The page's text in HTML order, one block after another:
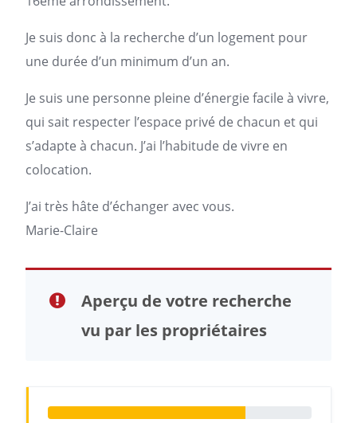
Je suis donc à la recherche d’un logement pour
une durée d’un minimum d’un an.
Je suis une personne pleine d’énergie facile à vivre,
qui sait respecter l’espace privé de chacun et qui
s’adapte à chacun. J’ai l’habitude de vivre en
colocation.
J’ai très hâte d’échanger avec vous.
Marie-Claire
Aperçu de votre recherche
vu par les propriétaires